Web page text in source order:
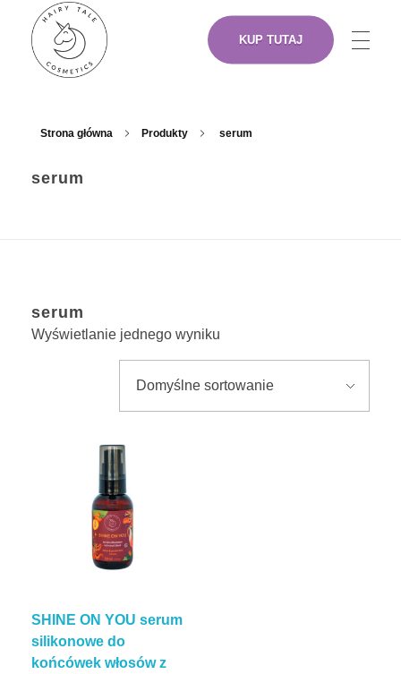
Hairy Tale Cosmetics
KUP TUTAJ
O NAS
GDZIE KUPIĆ
TEST POROWATOŚCI
Strona główna Produkty serum
serum
serum
Wyświetlanie jednego wyniku
SHINE ON YOU serum
silikonowe do
końcówek włosów z